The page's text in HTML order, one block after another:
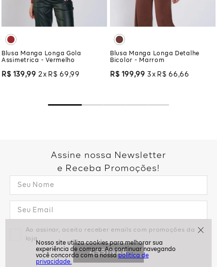
politíca de
privacidade.
Blusa Manga Longa Gola
Assimetrica - Vermelho
R$ 139,99 2 R$ 69 ,99
Blusa Manga Longa Detalhe
Bicolor - Marrom
R$ 199,99 3 R$ 66 ,66
Assine nossa Newsletter
e Receba Promoções!
Ao assinar, aceito receber emails com promoções da
loja
ASSINAR